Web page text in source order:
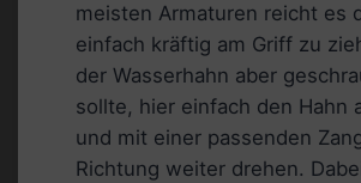
meisten Armaturen reicht es
einfach kräftig am Griff zu
der Wasserhahn aber
sollte, hier einfach den Hahn
und mit einer passenden
Richtung weiter drehen.